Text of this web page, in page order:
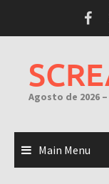
Agosto de 2026
Main Menu